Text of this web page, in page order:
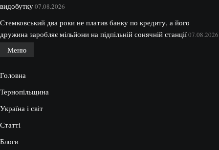
видобутку07.08.2026
Стемковський два роки не платив банку по кредиту, а його
дружина заробляє мільйони на підпільній сонячній станції07.08.2026
Меню
Головна
Тернопільщина
Україна і світ
Статті
Блоги